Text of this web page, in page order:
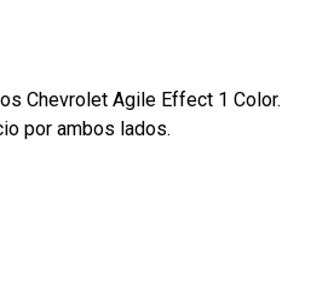
Chevrolet Agile Effect 1 Color.
por ambos lados.